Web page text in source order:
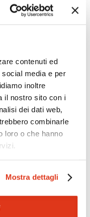
contenuti ed
media e per
inoltre
il nostro sito con i
dei dati web,
combinarle
loro o che hanno
Mostra dettagli
Minimize map
modificabili su